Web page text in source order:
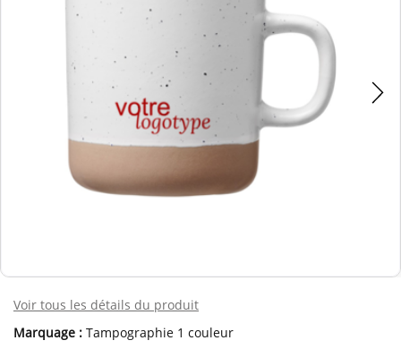
Voir tous les détails du produit
Marquage : Tampographie 1 couleur